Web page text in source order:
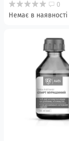
0
Немає в наявності